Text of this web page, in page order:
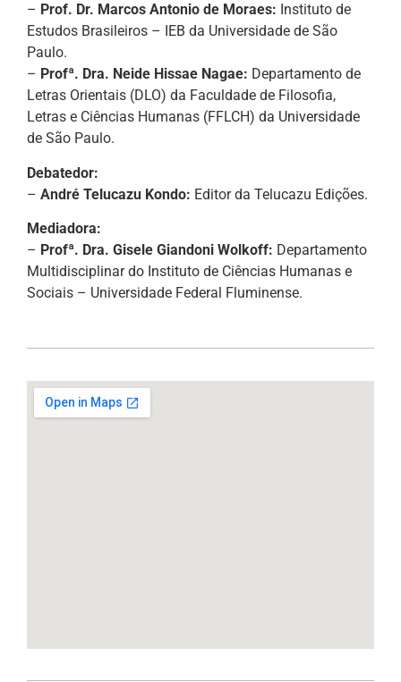
– Prof. Dr. Marcos Antonio de Moraes: Instituto de
Estudos Brasileiros – IEB da Universidade de São
Paulo.
– Profª. Dra. Neide Hissae Nagae: Departamento de
Letras Orientais (DLO) da Faculdade de Filosofia,
Letras e Ciências Humanas (FFLCH) da Universidade
de São Paulo.
Debatedor:
– André Telucazu Kondo: Editor da Telucazu Edições.
Mediadora:
– Profª. Dra. Gisele Giandoni Wolkoff: Departamento
Multidisciplinar do Instituto de Ciências Humanas e
Sociais – Universidade Federal Fluminense.